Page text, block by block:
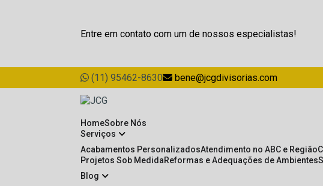
Entre em contato com um de nossos especialistas!
(11) 95462-8630 bene@jcgdivisorias.com
Home Sobre Nós
Serviços
Acabamentos Personalizados Atendimento no ABC e Região
Projetos Sob Medida
Reformas e Adequações de Ambientes
Blog